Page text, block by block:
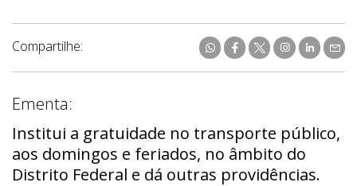
Compartilhe:
Ementa:
Institui a gratuidade no transporte público,
aos domingos e feriados, no âmbito do
Distrito Federal e dá outras providências.